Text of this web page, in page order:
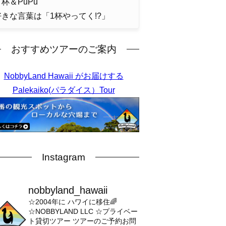
＆PuPu
な言葉は「1杯やってく!?」
おすすめツアーのご案内
NobbyLand Hawaii がお届けする
Palekaiko(パラダイス）Tour
Instagram
nobbyland_hawaii
☆2004年に ハワイに移住🌈
☆NOBBYLAND LLC ☆プライベー
ト貸切ツアー ツアーのご予約お問